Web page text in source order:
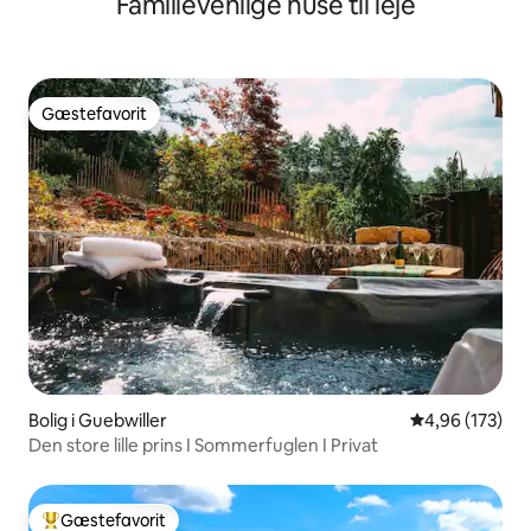
Gæstefavorit
Gæstefavorit
Bolig i Guebwiller 4,96 ud af 5 i
4,96 (173)
Den store lille prins I Sommerfuglen I Privat
Gæstefavorit